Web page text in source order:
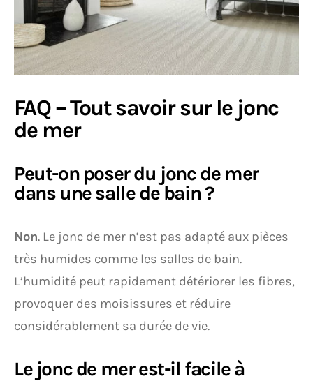
FAQ – Tout savoir sur le jonc
de mer
Peut-on poser du jonc de mer
dans une salle de bain ?
Non. Le jonc de mer n’est pas adapté aux pièces
très humides comme les salles de bain.
L’humidité peut rapidement détériorer les fibres,
provoquer des moisissures et réduire
considérablement sa durée de vie.
Le jonc de mer est-il facile à